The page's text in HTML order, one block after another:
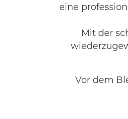
eine
Mit der
Vor dem